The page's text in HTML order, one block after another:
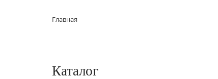
Главная
Каталог